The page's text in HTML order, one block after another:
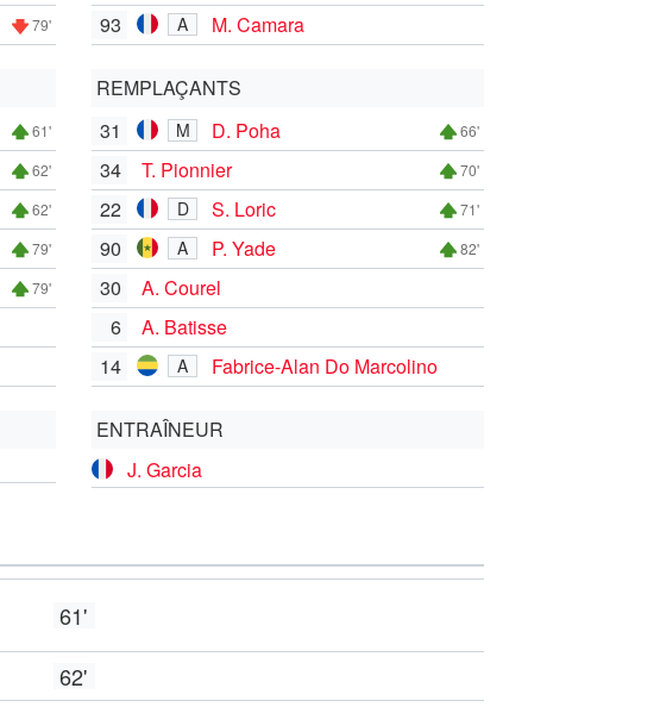
79'
61'
62'
62'
79'
79'
93 A M. Camara
REMPLAÇANTS
31
M D. Poha 66'
34 T. Pionnier 70'
22 D S. Loric 71'
90 A P. Yade 82'
30
A. Courel
6
A. Batisse
14
A Fabrice-Alan Do Marcolino
ENTRAÎNEUR
J. Garcia
61'
62'